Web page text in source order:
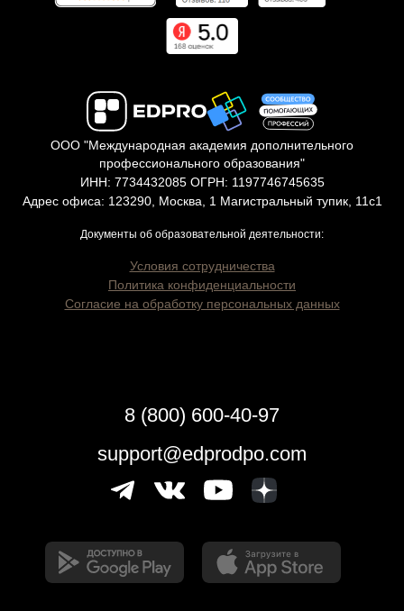
ООО "Международная академия дополнительного
профессионального образования"
ИНН: 7734432085 ОГРН: 1197746745635
Адрес офиса: 123290, Москва, 1 Магистральный тупик, 11с1
Документы об образовательной деятельности:
Условия сотрудничества
Политика конфиденциальности
Согласие на обработку персональных данных
8 (800) 600-40-97
support@edprodpo.com